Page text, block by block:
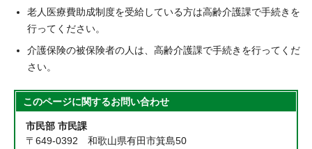
老人医療費助成制度を受給している方は高齢介護課で手続きを
行ってください。
介護保険の被保険者の人は、高齢介護課で手続きを行ってくだ
さい。
このページに関するお問い合わせ
市民部 市民課
〒649-0392 和歌山県有田市箕島50